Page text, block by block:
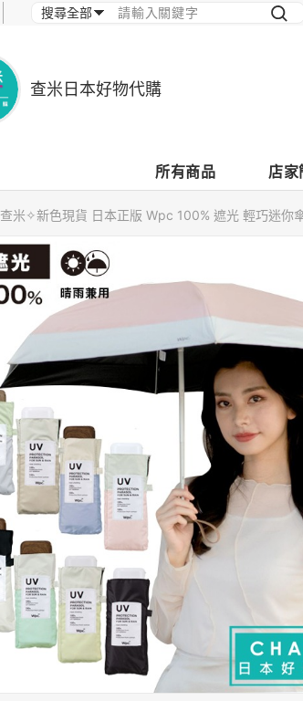
查米日本好物代購
所有商品 店家
查米✧新色現貨 日本正版 Wpc 100% 遮光 輕巧迷你